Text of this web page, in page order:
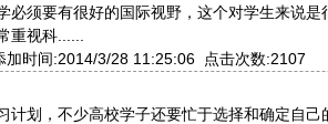
必须要有很好的国际视野，这个对学生来说是
重视科......
时间:2014/3/28 11:25:06 点击次数:2107
划，不少高校学子还要忙于选择和确定自己